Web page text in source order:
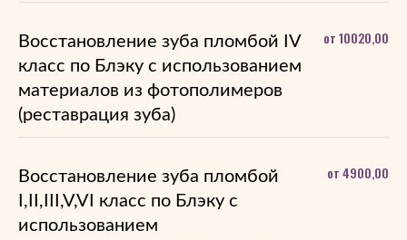
Восстановление зуба пломбой IV
класс по Блэку с использованием
материалов из фотополимеров
(реставрация зуба)
от 10020,00
Восстановление зуба пломбой
I,II,III,V,VI класс по Блэку с
использованием
от 4900,00